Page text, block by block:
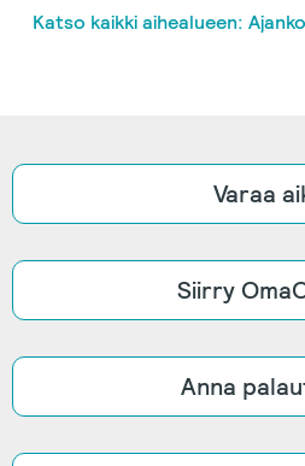
Katso kaikki aihealueen:
Varaa
Siirry
Anna